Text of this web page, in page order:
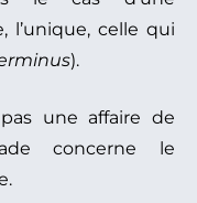
l’unique, celle qui
).
une affaire de
concerne le